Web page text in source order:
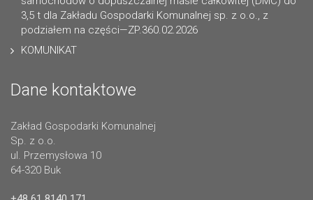
3,5 t dla Zakładu Gospodarki Komunalnej sp. z o.o., z
podziałem na części—ZP.360.02.2026
KOMUNIKAT
Dane kontaktowe
Zakład Gospodarki Komunalnej
Sp. z o.o.
ul. Przemysłowa 10
64-320 Buk